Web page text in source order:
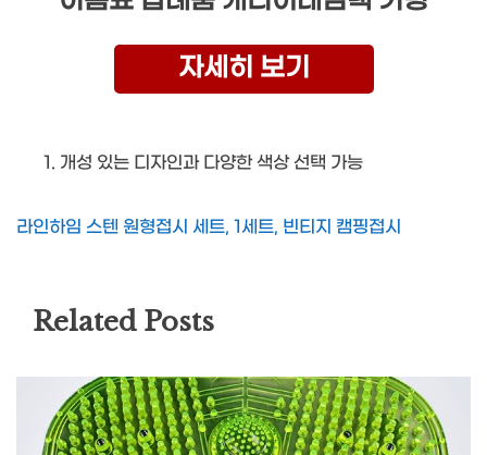
자세히 보기
개성 있는 디자인과 다양한 색상 선택 가능
라인하임 스텐 원형접시 세트, 1세트, 빈티지 캠핑접시
Related Posts